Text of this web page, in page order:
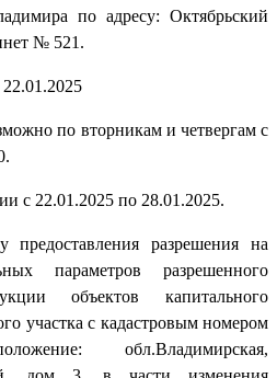
по адресу: Октябрьский
№ 521.
по вторникам и четвергам с
с 22.01.2025 по 28.01.2025.
предоставления разрешения на
параметров разрешенного
объектов капитального
участка с кадастровым номером
обл.Владимирская,